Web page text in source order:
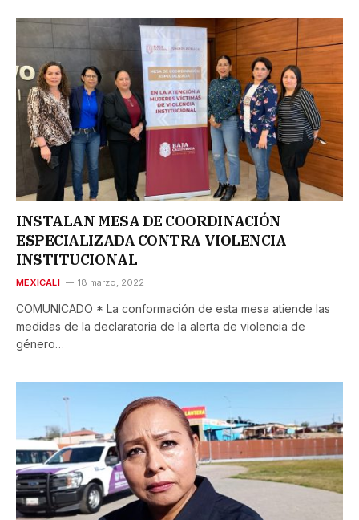
INSTALAN MESA DE COORDINACIÓN
ESPECIALIZADA CONTRA VIOLENCIA
INSTITUCIONAL
MEXICALI 18 marzo, 2022
COMUNICADO * La conformación de esta mesa atiende las
medidas de la declaratoria de la alerta de violencia de
género…